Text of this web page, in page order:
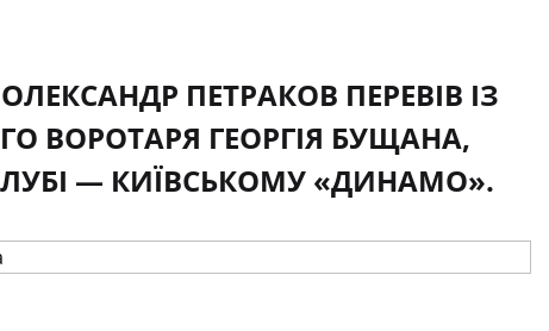
ПЕТРАКОВ ПЕРЕВІВ ІЗ
ВОРОТАРЯ ГЕОРГІЯ БУЩАНА,
— КИЇВСЬКОМУ «ДИНАМО».